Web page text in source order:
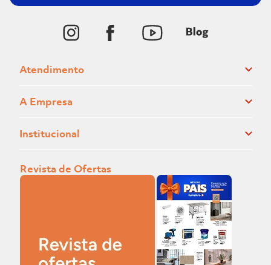
Atendimento
A Empresa
Institucional
Revista de Ofertas